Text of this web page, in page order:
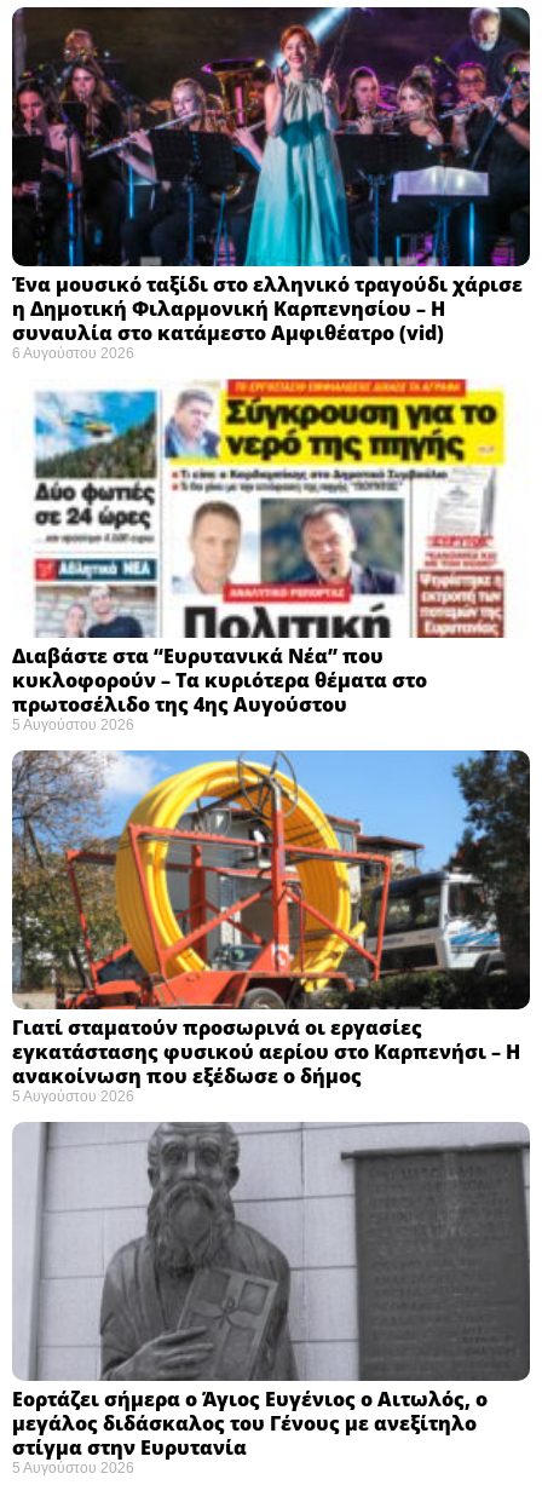
Ένα μουσικό ταξίδι στο ελληνικό τραγούδι χάρισε
η Δημοτική Φιλαρμονική Καρπενησίου – Η
συναυλία στο κατάμεστο Αμφιθέατρο (vid)
6 Αυγούστου 2026
Διαβάστε στα “Ευρυτανικά Νέα” που
κυκλοφορούν – Τα κυριότερα θέματα στο
πρωτοσέλιδο της 4ης Αυγούστου
5 Αυγούστου 2026
Γιατί σταματούν προσωρινά οι εργασίες
εγκατάστασης φυσικού αερίου στο Καρπενήσι – Η
ανακοίνωση που εξέδωσε ο δήμος
5 Αυγούστου 2026
Εορτάζει σήμερα ο Άγιος Ευγένιος ο Αιτωλός, ο
μεγάλος διδάσκαλος του Γένους με ανεξίτηλο
στίγμα στην Ευρυτανία
5 Αυγούστου 2026